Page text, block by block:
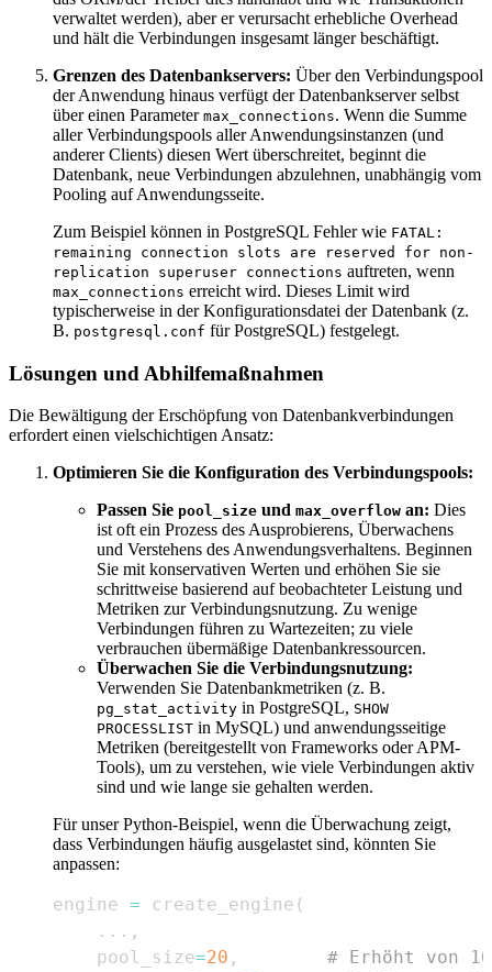
verwaltet werden), aber er verursacht erhebliche Overhead
und hält die Verbindungen insgesamt länger beschäftigt.
Grenzen des Datenbankservers: Über den Verbindungspool
der Anwendung hinaus verfügt der Datenbankserver selbst
über einen Parameter max_connections. Wenn die Summe
aller Verbindungspools aller Anwendungsinstanzen (und
anderer Clients) diesen Wert überschreitet, beginnt die
Datenbank, neue Verbindungen abzulehnen, unabhängig vom
Pooling auf Anwendungsseite.
Zum Beispiel können in PostgreSQL Fehler wie FATAL:
remaining connection slots are reserved for non-
replication superuser connections auftreten, wenn
max_connections erreicht wird. Dieses Limit wird
typischerweise in der Konfigurationsdatei der Datenbank (z.
B. postgresql.conf für PostgreSQL) festgelegt.
Lösungen und Abhilfemaßnahmen
Die Bewältigung der Erschöpfung von Datenbankverbindungen
erfordert einen vielschichtigen Ansatz:
Optimieren Sie die Konfiguration des Verbindungspools:
Passen Sie pool_size und max_overflow an: Dies
ist oft ein Prozess des Ausprobierens, Überwachens
und Verstehens des Anwendungsverhaltens. Beginnen
Sie mit konservativen Werten und erhöhen Sie sie
schrittweise basierend auf beobachteter Leistung und
Metriken zur Verbindungsnutzung. Zu wenige
Verbindungen führen zu Wartezeiten; zu viele
verbrauchen übermäßige Datenbankressourcen.
Überwachen Sie die Verbindungsnutzung:
Verwenden Sie Datenbankmetriken (z. B.
pg_stat_activity in PostgreSQL, SHOW
PROCESSLIST in MySQL) und anwendungsseitige
Metriken (bereitgestellt von Frameworks oder APM-
Tools), um zu verstehen, wie viele Verbindungen aktiv
sind und wie lange sie gehalten werden.
Für unser Python-Beispiel, wenn die Überwachung zeigt,
dass Verbindungen häufig ausgelastet sind, könnten Sie
anpassen:
engine = create_engine (
. . . ,
    pool_size
=20 ,
# Erhöht von 10